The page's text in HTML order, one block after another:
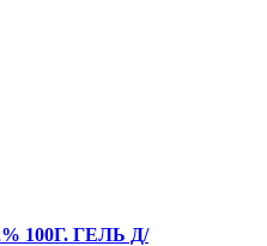
100Г. ГЕЛЬ Д/